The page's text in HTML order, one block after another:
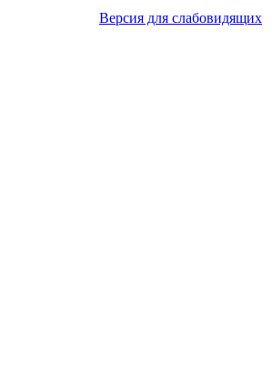
Версия для слабовидящих